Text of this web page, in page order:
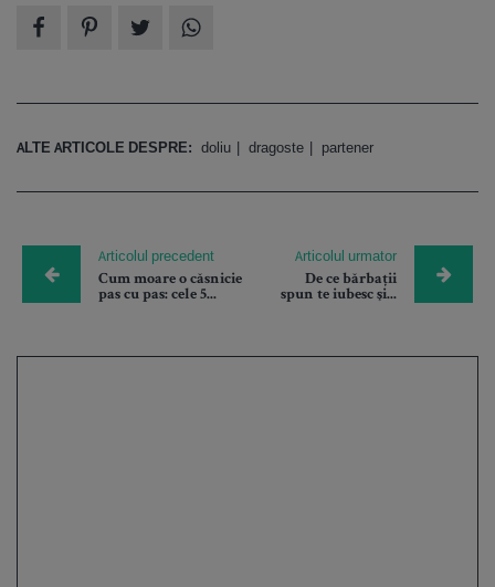
ALTE ARTICOLE DESPRE: doliu dragoste partener
Articolul precedent
Cum moare o căsnicie
pas cu pas: cele 5...
Articolul urmator
De ce bărbații
spun te iubesc şi...